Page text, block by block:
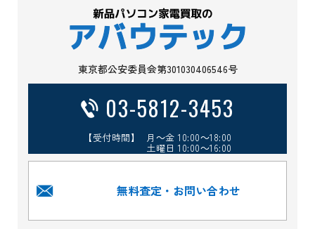
東京都公安委員会第301030406546号
03-5812-3453
【受付時間】 月～金 10:00～18:00
土曜日 10:00～16:00
無料査定・お問い合わせ